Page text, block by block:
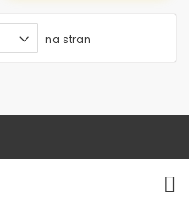
na stran